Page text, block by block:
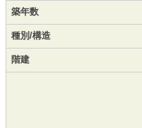
築年数
種別/構造
階建